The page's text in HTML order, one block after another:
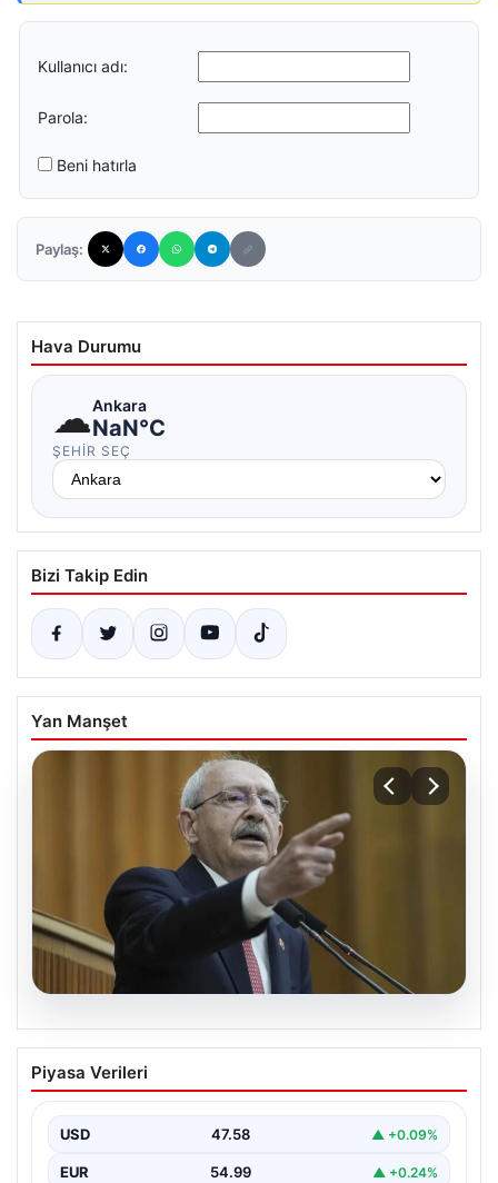
Kullanıcı adı:
Parola:
Beni hatırla
Paylaş:
Hava Durumu
☁Ankara
NaN°C
ŞEHIR SEÇ
Bizi Takip Edin
Yan Manşet
05.08.2026
Kılıçdaroğlu: Hesap sormaktan da
vermekten de çekinmeyiz
Piyasa Verileri
USD 47.58 ▲ +0.09%
EUR 54.99 ▲ +0.24%